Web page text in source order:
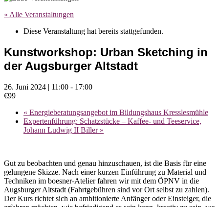
« Alle Veranstaltungen
Diese Veranstaltung hat bereits stattgefunden.
Kunstworkshop: Urban Sketching in
der Augsburger Altstadt
26. Juni 2024 | 11:00 - 17:00
€99
« Energieberatungsangebot im Bildungshaus Kresslesmühle
Expertenführung: Schatzstücke – Kaffee- und Teeservice,
Johann Ludwig II Biller »
Gut zu beobachten und genau hinzuschauen, ist die Basis für eine
gelungene Skizze. Nach einer kurzen Einführung zu Material und
Techniken im boesner-Atelier fahren wir mit dem ÖPNV in die
Augsburger Altstadt (Fahrtgebühren sind vor Ort selbst zu zahlen).
Der Kurs richtet sich an ambitionierte Anfänger oder Einsteiger, die